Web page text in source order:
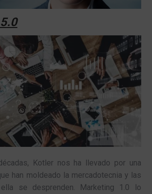
Kotler nos ha llevado por una
han moldeado la mercadotecnia y las
se desprenden. Marketing 1.0 lo